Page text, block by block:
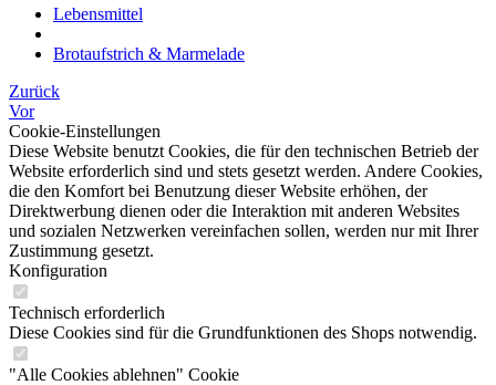
Lebensmittel
Brotaufstrich & Marmelade
Zurück
Vor
Cookie-Einstellungen
Diese Website benutzt Cookies, die für den technischen Betrieb der
Website erforderlich sind und stets gesetzt werden. Andere Cookies,
die den Komfort bei Benutzung dieser Website erhöhen, der
Direktwerbung dienen oder die Interaktion mit anderen Websites
und sozialen Netzwerken vereinfachen sollen, werden nur mit Ihrer
Zustimmung gesetzt.
Konfiguration
Technisch erforderlich
Diese Cookies sind für die Grundfunktionen des Shops notwendig.
"Alle Cookies ablehnen" Cookie